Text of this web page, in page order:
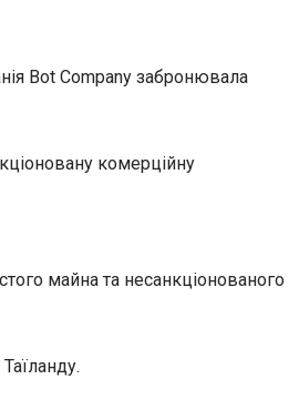
Bot Company забронювала
комерційну
майна та несанкціонованого